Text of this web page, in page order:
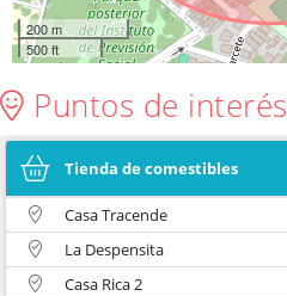
200 m
500 ft
Puntos de interés
Tienda de comestibles
Casa Tracende
La Despensita
Casa Rica 2